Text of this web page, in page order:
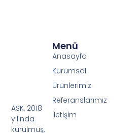
ASK, 2018
yılında
kurulmuş,
Menü
Anasayfa
Kurumsal
Ürünlerimiz
Referanslarımız
İletişim